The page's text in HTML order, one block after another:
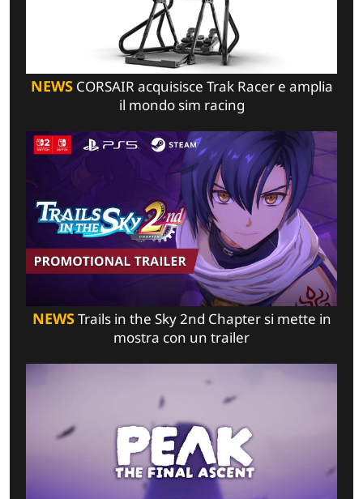
NEWSCORSAIR acquisisce Trak Racer e amplia
il mondo sim racing
NEWSTrails in the Sky 2nd Chapter si mette in
mostra con un trailer